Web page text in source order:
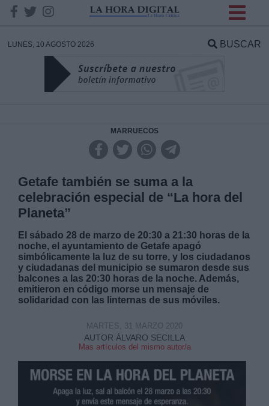
LUNES, 10 AGOSTO 2026 BUSCAR
MARRUECOS
Getafe también se suma a la
celebración especial de “La hora del
Planeta”
El sábado 28 de marzo de 20:30 a 21:30 horas de la
noche, el ayuntamiento de Getafe apagó
simbólicamente la luz de su torre, y los ciudadanos
y ciudadanas del municipio se sumaron desde sus
balcones a las 20:30 horas de la noche. Además,
emitieron en código morse un mensaje de
solidaridad con las linternas de sus móviles.
AUTOR ÁLVARO SECILLA
Mas artículos del mismo autor/a
MARTES, 31 MARZO 2020
DATOS
Responsable:
Legitimación:
Destinatarios:
link
Información adicional